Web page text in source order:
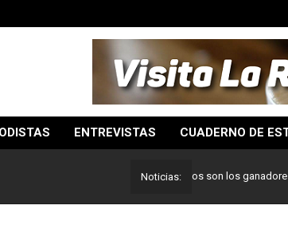
ENTREVISTAS CUADERNO DE
Noticias:
Lo mejor del periodismo: Estos son los ganadores del